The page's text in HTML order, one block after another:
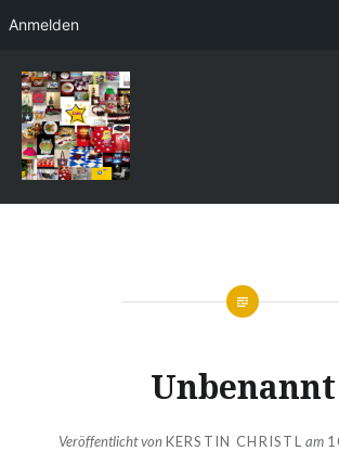
zum
Inhalt
Kerstin Christl
Unbenannt
Veröffentlicht vonKERSTIN CHRISTL am
Anmelden